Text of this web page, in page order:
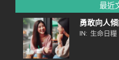
最近
勇敢向人
IN: 生命日糧